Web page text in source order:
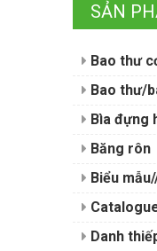
SẢN
Bao thư
Bao thư/
Bìa đựng
Băng rôn
Biểu
Danh